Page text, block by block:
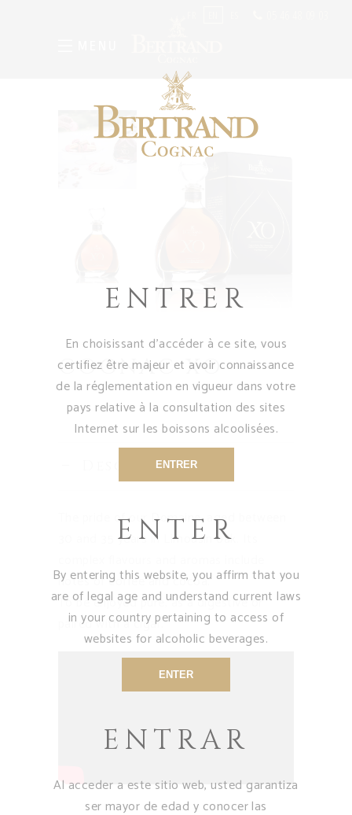
COGNAC XO
Description
The pride of our Domaine, aged between
30 and 35 years in Limousin oak. Its
notes of coffee and cocoa.
To be enjoyed pure, as a digestive or
paired with a cigar.
ENTRER
En choisissant d’accéder à ce site, vous
certifiez être majeur et avoir connaissance
de la réglementation en vigueur dans votre
pays relative à la consultation des sites
Internet sur les boissons alcoolisées.
ENTRER
ENTER
By entering this website, you affirm that you
are of legal age and understand current laws
in your country pertaining to access of
websites for alcoholic beverages.
ENTER
ENTRAR
Al acceder a este sitio web, usted garantiza
ser mayor de edad y conocer las